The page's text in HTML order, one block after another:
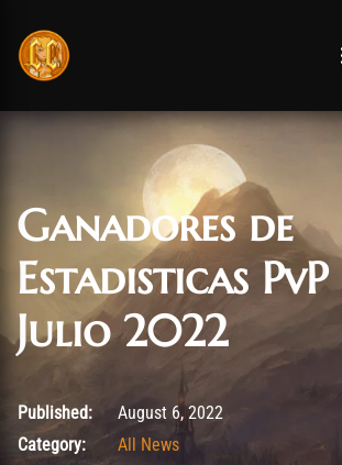
Ganadores de
Estadisticas PvP
Julio 2022
August 6, 2022
Published:
August 6, 2022
Category:
All News